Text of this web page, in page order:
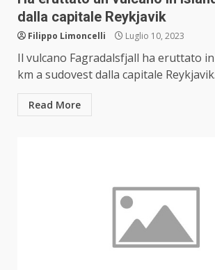
dalla capitale Reykjavik
Filippo Limoncelli Luglio 10, 2023
Il vulcano Fagradalsfjall ha eruttato
km a sudovest dalla capitale
Read More